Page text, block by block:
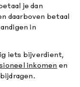
je dan
daarboven betaal
in
iets bijverdient,
inkomen en